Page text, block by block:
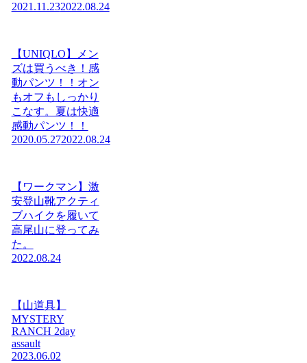
2021.11.232022.08.24
【UNIQLO】メン
ズは買うべき！感
動パンツ！！オン
もオフもしっかり
こなす。夏は快適
感動パンツ！！
2020.05.272022.08.24
【ワークマン】激
安登山靴アクティ
ブハイクを履いて
高尾山に登ってみ
た。
2022.08.24
【山道具】
MYSTERY
RANCH 2day
assault
2023.06.02